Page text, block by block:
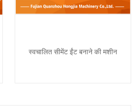
स्वचालित सीमेंट ईंट बनाने की मशीन